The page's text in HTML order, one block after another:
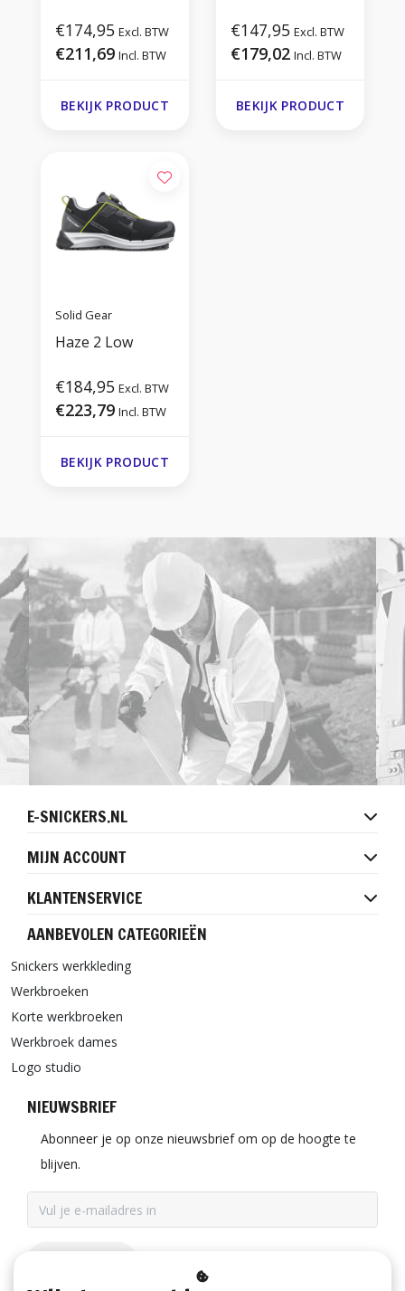
€174,95 Excl. BTW
€211,69 Incl. BTW
BEKIJK PRODUCT
€147,95 Excl. BTW
€179,02 Incl. BTW
BEKIJK PRODUCT
Solid Gear
Haze 2 Low
€184,95 Excl. BTW
€223,79 Incl. BTW
BEKIJK PRODUCT
E-SNICKERS.NL
MIJN ACCOUNT
KLANTENSERVICE
AANBEVOLEN CATEGORIEËN
Snickers werkkleding
Werkbroeken
Korte werkbroeken
Werkbroek dames
Logo studio
NIEUWSBRIEF
Abonneer je op onze nieuwsbrief om op de hoogte te
blijven.